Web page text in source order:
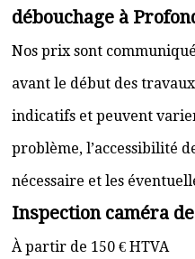
débouchage à
Nos prix sont
avant le début des
indicatifs et peuvent
problème, l’accessibilité
nécessaire et les
Inspection caméra
À partir de 150 € HTVA